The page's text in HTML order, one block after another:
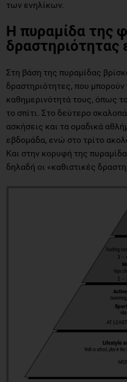
των ενηλίκων.
Η πυραμίδα της
δραστηριότητας
Στη βάση της πυραμίδας
δραστηριότητες, που μπορούν
καθημερινότητά τους, όπως
το σπίτι. Στο δεύτερο
ασκήσεις και τα ομαδικά
εβδομάδα, ενώ στο τρίτο
Και στην κορυφή της
δηλαδή οι «καθιστικές